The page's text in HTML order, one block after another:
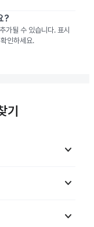
?
가될 수 있습니다. 표시
인하세요.
기
keyboard_arrow_down
keyboard_arrow_down
keyboard_arrow_down